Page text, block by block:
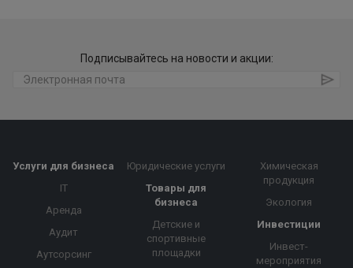
Подписывайтесь на новости и акции:
Услуги для бизнеса
IT
Аренда
Аудит
Аутсорсинг
Юридические услуги
Товары для
бизнеса
Детские и
спортивные
площадки
Химическая
продукция
Экология
Инвестиции
Инвест-
мероприятия